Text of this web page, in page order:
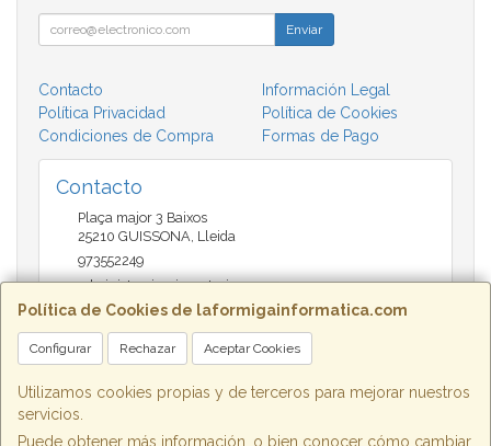
Política de Cookies de laformigainformatica.com
Configurar Rechazar Aceptar Cookies
Utilizamos cookies propias y de terceros para mejorar nuestros
servicios.
Puede obtener más información, o bien conocer cómo cambiar
Enviar
Contacto
Información Legal
Política Privacidad
Política de Cookies
Condiciones de Compra
Formas de Pago
Contacto
Plaça major 3 Baixos
25210 GUISSONA Lleida
973552249
administracio@insectari.com
Horario
Matí de 9 a 13:30 - Tarda 17 a 20:30